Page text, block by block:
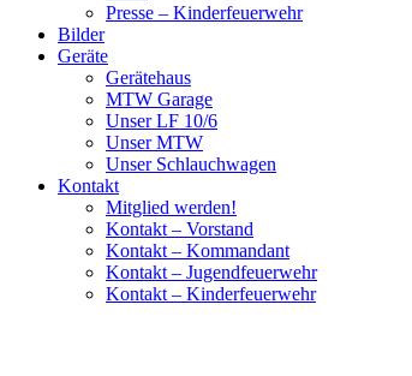
Presse – Kinderfeuerwehr
Bilder
Geräte
Gerätehaus
MTW Garage
Unser LF 10/6
Unser MTW
Unser Schlauchwagen
Kontakt
Mitglied werden!
Kontakt – Vorstand
Kontakt – Kommandant
Kontakt – Jugendfeuerwehr
Kontakt – Kinderfeuerwehr